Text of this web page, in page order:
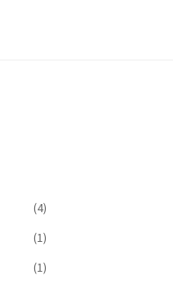
(4)
(1)
(1)